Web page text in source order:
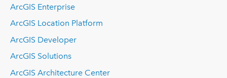
ArcGIS Enterprise
ArcGIS Location Platform
ArcGIS Developer
ArcGIS Solutions
ArcGIS Architecture Center